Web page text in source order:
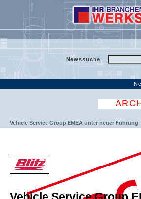
Newssuche
Vehicle Service Group EMEA unter neuer Führung